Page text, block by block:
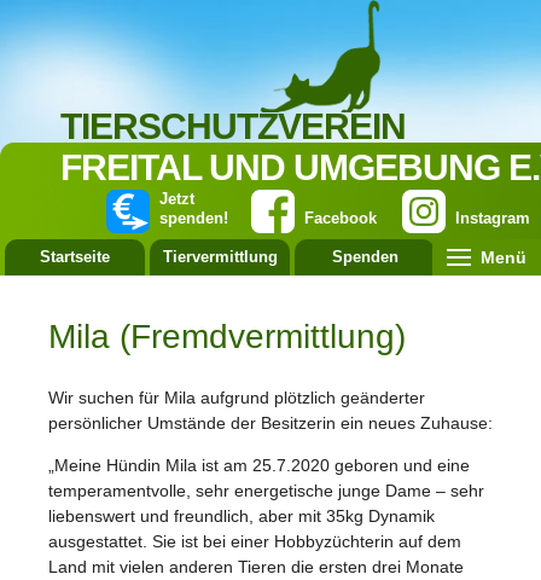
TIERSCHUTZVEREIN
FREITAL UND UMGEBUNG
Instagram
Facebook
Jetzt
spenden!
Startseite Tiervermittlung Spenden Menü
Mila (Fremdvermittlung)
Wir suchen für Mila aufgrund plötzlich geänderter
persönlicher Umstände der Besitzerin ein neues Zuhause:
„Meine Hündin Mila ist am 25.7.2020 geboren und eine
temperamentvolle, sehr energetische junge Dame – sehr
liebenswert und freundlich, aber mit 35kg Dynamik
ausgestattet. Sie ist bei einer Hobbyzüchterin auf dem
Land mit vielen anderen Tieren die ersten drei Monate